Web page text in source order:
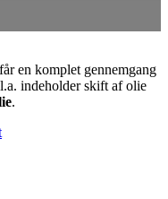
en komplet gennemgang
indeholder skift af olie
.